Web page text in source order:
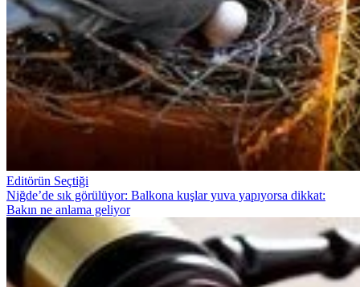
Editörün Seçtiği
Niğde’de sık görülüyor: Balkona kuşlar yuva yapıyorsa dikkat:
Bakın ne anlama geliyor